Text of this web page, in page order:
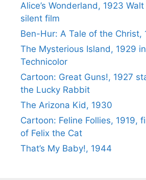
Alice’s Wonderland, 1923
silent film
Ben-Hur: A Tale of the Christ,
The Mysterious Island, 1929
Technicolor
Cartoon: Great Guns!, 1927
the Lucky Rabbit
The Arizona Kid, 1930
Cartoon: Feline Follies, 1919,
of Felix the Cat
That’s My Baby!, 1944